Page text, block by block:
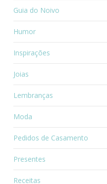
Guia do Noivo
Humor
Inspirações
Joias
Lembranças
Moda
Pedidos de Casamento
Presentes
Receitas